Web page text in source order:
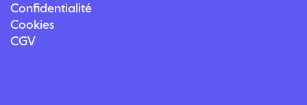
Confidentialité
Cookies
CGV